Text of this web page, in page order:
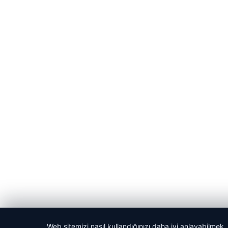
Web sitemizi nasıl kullandığınızı daha iyi